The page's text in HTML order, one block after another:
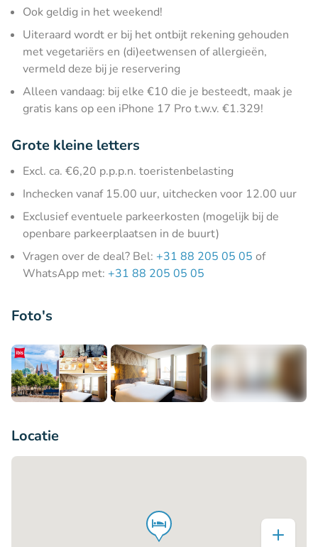
Ook geldig in het weekend!
Uiteraard wordt er bij het ontbijt rekening gehouden
met vegetariërs en (di)eetwensen of allergieën,
vermeld deze bij je reservering
Alleen vandaag: bij elke €10 die je besteedt, maak je
gratis kans op een iPhone 17 Pro t.w.v. €1.329!
Grote kleine letters
Excl. ca. €6,20 p.p.p.n. toeristenbelasting
Inchecken vanaf 15.00 uur, uitchecken voor 12.00 uur
Exclusief eventuele parkeerkosten (mogelijk bij de
openbare parkeerplaatsen in de buurt)
Vragen over de deal? Bel: +31 88 205 05 05 of
WhatsApp met: +31 88 205 05 05
Foto's
Locatie